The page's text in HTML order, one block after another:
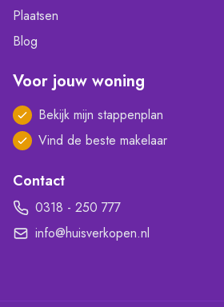
Plaatsen
Blog
Voor jouw woning
Bekijk mijn stappenplan
Vind de beste makelaar
Contact
0318 - 250 777
info@huisverkopen.nl